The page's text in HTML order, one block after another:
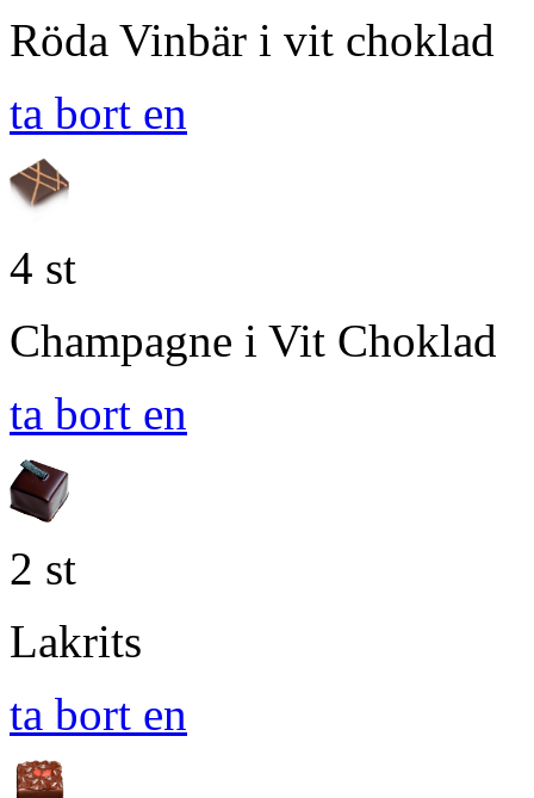
Röda Vinbär i vit choklad
ta bort en
4 st
Champagne i Vit Choklad
ta bort en
2 st
Lakrits
ta bort en